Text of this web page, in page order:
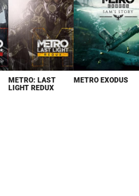
METRO: LAST
LIGHT REDUX
METRO EXODUS